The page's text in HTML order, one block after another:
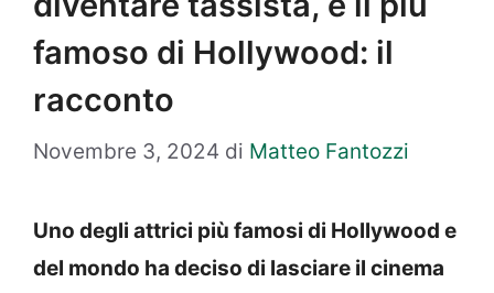
famoso di Hollywood: il
racconto
Novembre 3, 2024 di Matteo Fantozzi
Uno degli attrici più famosi di Hollywood e
del mondo ha deciso di lasciare il cinema